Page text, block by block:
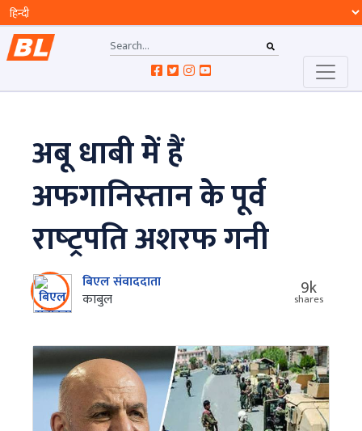
अबू धाबी में हैं
अफगानिस्‍तान के पूर्व
राष्‍ट्रपति अशरफ गनी
बिएल संवाददाता
काबुल
9k
shares